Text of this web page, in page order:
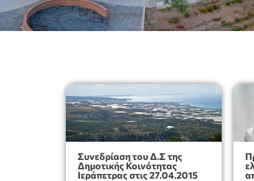
Συνεδρίαση του Δ.Σ της
Δημοτικής Κοινότητας
Ιεράπετρας στις 27.04.2015